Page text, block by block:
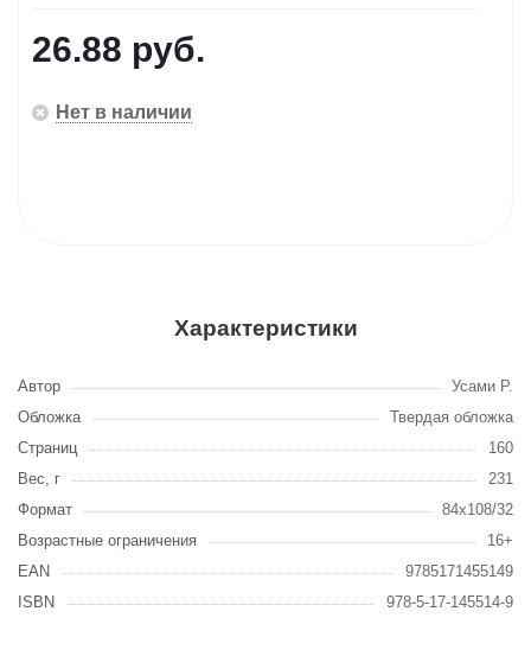
26.88 руб.
Нет в наличии
Характеристики
Автор
Усами Р.
Обложка
Твердая обложка
Страниц
160
Вес, г
231
Формат
84x108/32
Возрастные ограничения
16+
EAN
9785171455149
ISBN
978-5-17-145514-9